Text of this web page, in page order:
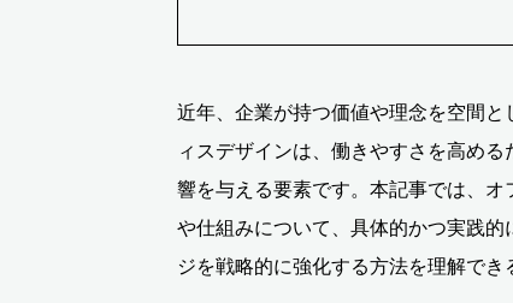
近年、企業が持つ価値や理念を空間
ィスデザインは、働きやすさを高め
響を与える要素です。本記事では、
や仕組みについて、具体的かつ実践
ジを戦略的に強化する方法を理解でき